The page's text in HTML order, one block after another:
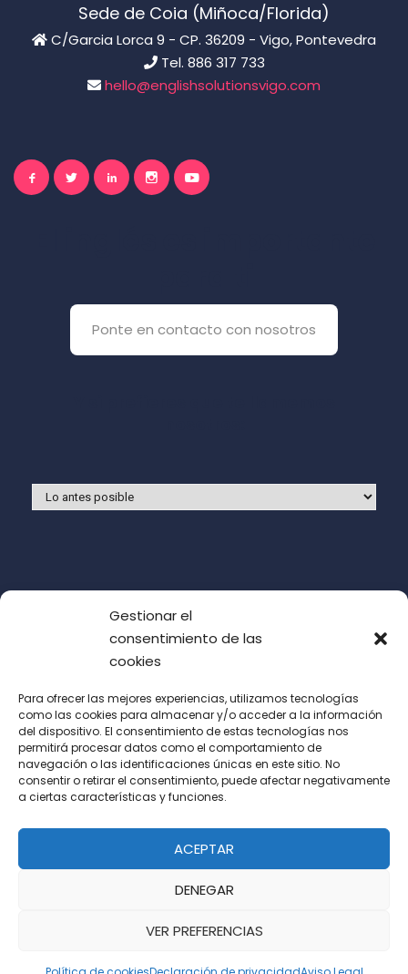
Gestionar el
consentimiento de las
cookies
Para ofrecer las mejores experiencias, utilizamos tecnologías
como las cookies para almacenar y/o acceder a la información
del dispositivo. El consentimiento de estas tecnologías nos
permitirá procesar datos como el comportamiento de
navegación o las identificaciones únicas en este sitio. No
consentir o retirar el consentimiento, puede afectar negativamente
a ciertas características y funciones.
ACEPTAR
DENEGAR
VER PREFERENCIAS
Sede de Coia (Miñoca/Florida)
C/Garcia Lorca 9 - CP. 36209 - Vigo, Pontevedra
Tel. 886 317 733
hello@englishsolutionsvigo.com
Ponte en contacto con nosotros
Acepto las condiciones de uso (LOPD)